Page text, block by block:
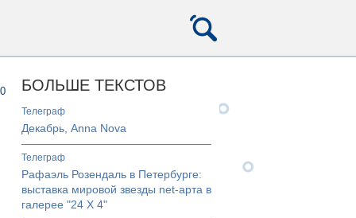
0 БОЛЬШЕ ТЕКСТОВ
телеграф
Декабрь, Anna Nova
телеграф
Рафаэль Розендаль в Петербурге:
выставка мировой звезды net-арта в
галерее "24 Х 4"